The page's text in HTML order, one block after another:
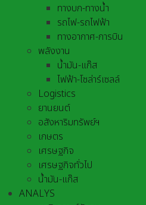
ทางบก-ทางน้ำ
รถไฟ-รถไฟฟ้า
ทางอากาศ-การบิน
พลังงาน
น้ำมัน-แก๊ส
ไฟฟ้า-โซล่าร์เซลล์
Logistics
ยานยนต์
อสังหาริมทรัพย์ฯ
เกษตร
เศรษฐกิจ
เศรษฐกิจทั่วไป
น้ำมัน-แก๊ส
ANALYS